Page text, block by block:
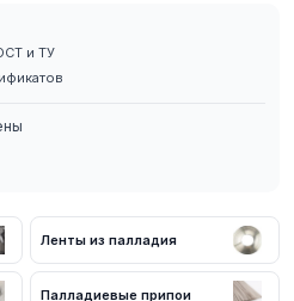
обладает уникальной водородной
активностью и
агрессивных сред.
Ir). Прокат производится по
фольга) и ГОСТ 13498-79
и ТУ
Ленты из палладия
Палладиевые припои